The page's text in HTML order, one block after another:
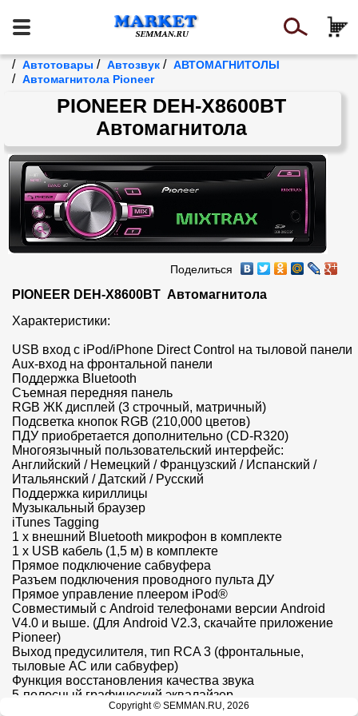
/ Автотовары / Автозвук / АВТОМАГНИТОЛЫ
/ Автомагнитола Pioneer
PIONEER DEH-X8600BT
Автомагнитола
Поделиться
PIONEER DEH-X8600BT  Автомагнитола
Характеристики:
USB вход с iPod/iPhone Direct Control на тыловой панели
Aux-вход на фронтальной панели
Поддержка Bluetooth
Съемная передняя панель
RGB ЖК дисплей (3 строчный, матричный)
Подсветка кнопок RGB (210,000 цветов)
ПДУ приобретается дополнительно (CD-R320)
Многоязычный пользовательский интерфейс:
Английский / Немецкий / Французский / Испанский /
Итальянский / Датский / Русский
Поддержка кириллицы
Музыкальный браузер
iTunes Tagging
1 x внешний Bluetooth микрофон в комплекте
1 x USB кабель (1,5 м) в комплекте
Прямое подключение сабвуфера
Разъем подключения проводного пульта ДУ
Прямое управление плеером iPod®
Совместимый с Android телефонами версии Android
V4.0 и выше. (Для Android V2.3, скачайте приложение
Pioneer)
Выход предусилителя, тип RCA 3 (фронтальные,
тыловые АС или сабвуфер)
Функция восстановления качества звука
5-полосный графический эквалайзер
Copyright © SEMMAN.RU, 2026